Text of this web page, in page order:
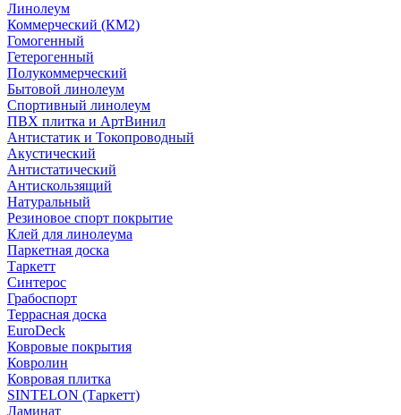
Линолеум
Коммерческий (КМ2)
Гомогенный
Гетерогенный
Полукоммерческий
Бытовой линолеум
Спортивный линолеум
ПВХ плитка и АртВинил
Антистатик и Токопроводный
Акустический
Антистатический
Антискользящий
Натуральный
Резиновое спорт покрытие
Клей для линолеума
Паркетная доска
Таркетт
Синтерос
Грабоспорт
Террасная доска
EuroDeck
Ковровые покрытия
Ковролин
Ковровая плитка
SINTELON (Таркетт)
Ламинат